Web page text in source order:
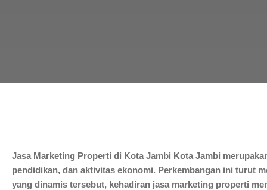
Jasa Marketing Properti di Kota Jambi Kota Jambi
pendidikan, dan aktivitas ekonomi. Perkembangan ini turut
yang dinamis tersebut, kehadiran jasa marketing properti